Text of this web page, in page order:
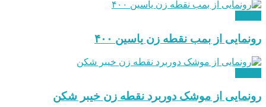
رونمایی از بمب نقطه زن یاسین ۴۰۰
رونمایی از موشک دوربرد نقطه زن خیبر شکن